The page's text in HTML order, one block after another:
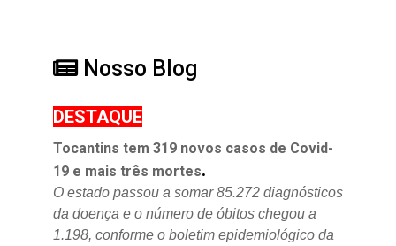
Nosso Blog
DESTAQUE
Tocantins tem 319 novos casos de Covid-
19 e mais três mortes.
O estado passou a somar 85.272 diagnósticos
da doença e o número de óbitos chegou a
1.198, conforme o boletim epidemiológico da